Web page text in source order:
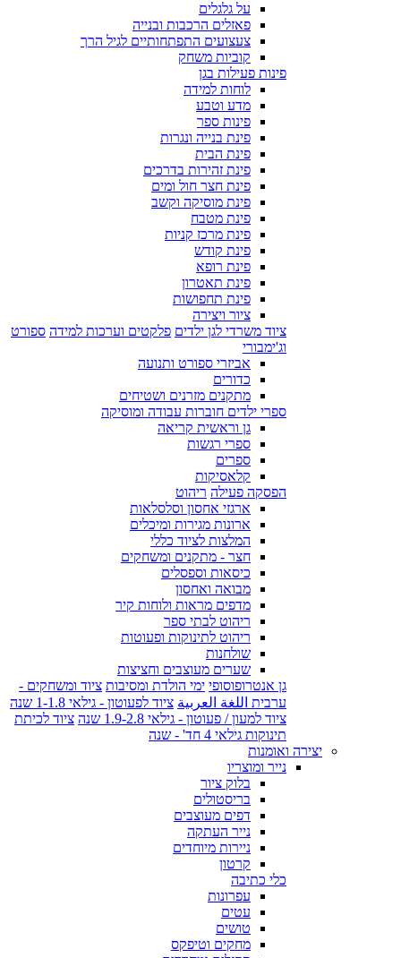
על גלגלים
פאזלים הרכבות ובנייה
צעצועים התפתחותיים לגיל הרך
קוביות משחק
פינות פעילות בגן
לוחות למידה
מדע וטבע
פינות ספר
פינת בנייה ונגרות
פינת הבית
פינת זהירות בדרכים
פינת חצר חול ומים
פינת מוסיקה וקשב
פינת מטבח
פינת מרכז קניות
פינת קודש
פינת רופא
פינת תאטרון
פינת תחפושות
ציור ויצירה
ציוד משרדי לגן ילדים פלקטים וערכות למידה ספורט
וג'ימבורי
אביזרי ספורט ותנועה
כדורים
מתקנים מזרנים ושטיחים
ספרי ילדים חוברות עבודה ומוסיקה
גן וראשית קריאה
ספרי רגשות
ספרים
קלאסיקות
הפסקה פעילה ריהוט
ארגזי אחסון וסלסלאות
ארונות מגירות ומיכלים
המלצות לציוד כללי
חצר - מתקנים ומשחקים
כיסאות וספסלים
מבואה ואחסון
מדפים מראות ולוחות קיר
ריהוט לבתי ספר
ריהוט לתינוקות ופעוטות
שולחנות
שערים מעוצבים וחציצות
גן אנטרופוסופי ימי הולדת ומסיבות ציוד ומשחקים -
ערבית اللغة العربية ציוד לפעוטון - גילאי 1-1.8 שנה
ציוד למעון / פעוטון - גילאי 1.9-2.8 שנה
ציוד לכיתת
תינוקות גילאי 4 חד' - שנה
יצירה ואומנות
נייר ומוצריו
בלוק ציור
בריסטולים
דפים מעוצבים
נייר העתקה
ניירות מיוחדים
קרטון
כלי כתיבה
עפרונות
עטים
טושים
מחקים וטיפקס